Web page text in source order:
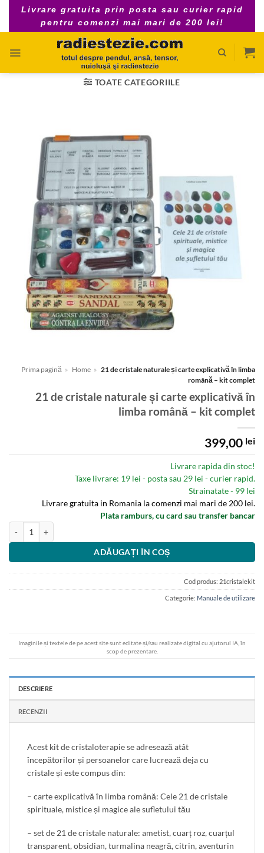
content
Livrare gratuita prin posta sau curier rapid
pentru comenzi mai mari de 200 lei!
TOATE CATEGORIILE
Prima pagină » Home » 21 de cristale naturale și carte explicativă în limba
română – kit complet
21 de cristale naturale și carte explicativă în
limba română – kit complet
399,00 lei
Livrare rapida din stoc!
Taxe livrare: 19 lei - posta sau 29 lei - curier rapid.
Strainatate - 99 lei
Livrare gratuita in Romania la comenzi mai mari de 200 lei.
Plata ramburs, cu card sau transfer bancar
ADĂUGAȚI ÎN COȘ
Cod produs: 21cristalekit
Categorie: Manuale de utilizare
Imaginile și textele de pe acest site sunt editate și/sau realizate digital cu ajutorul IA, în
scop de prezentare.
DESCRIERE
RECENZII
Acest kit de cristaloterapie se adresează atât
începătorilor și persoanelor care lucrează deja cu
cristale și este compus din:
– carte explicativă în limba română: Cele 21 de cristale
spirituale, mistice și magice ale sufletului tău
– set de 21 de cristale naturale: ametist, cuarț roz, cuarțul
transparent, obsidian, turmalina neagră, citrin, aventurin